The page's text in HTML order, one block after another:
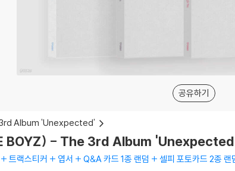
공유하기
Album 'Unexpected'
BOYZ) - The 3rd Album
트랙스티커 + 엽서 + Q&A 카드 1종 랜덤 + 셀피 포토카드 2종 랜